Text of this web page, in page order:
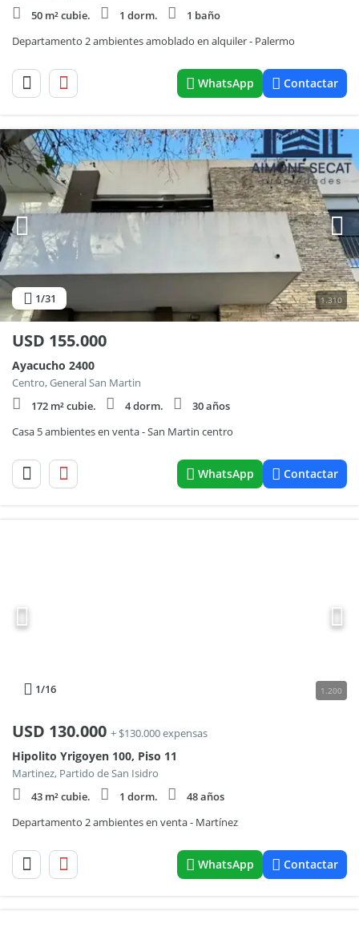
50 m² cubie.
1 dorm.
1 baño
Departamento 2 ambientes amoblado en alquiler - Palermo
WhatsApp Contactar
1/31 1.310
USD 155.000
Ayacucho 2400
Centro, General San Martin
172 m² cubie.
4 dorm.
30 años
Casa 5 ambientes en venta - San Martin centro
WhatsApp Contactar
1/16 1.200
USD 130.000 + $130.000 expensas
Hipolito Yrigoyen 100, Piso 11
Martinez, Partido de San Isidro
43 m² cubie.
1 dorm.
48 años
Departamento 2 ambientes en venta - Martínez
WhatsApp Contactar